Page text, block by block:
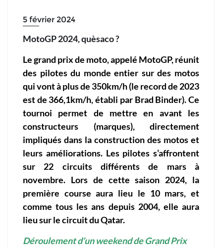
5 février 2024
MotoGP 2024, quèsaco ?
Le grand prix de moto, appelé MotoGP, réunit
des pilotes du monde entier sur des motos
qui vont à plus de 350km/h (le record de 2023
est de 366,1km/h, établi par Brad Binder). Ce
tournoi permet de mettre en avant les
constructeurs (marques), directement
impliqués dans la construction des motos et
leurs améliorations. Les pilotes s’affrontent
sur 22 circuits différents de mars à
novembre. Lors de cette saison 2024, la
première course aura lieu le 10 mars, et
comme tous les ans depuis 2004, elle aura
lieu sur le circuit du Qatar.
Déroulement d’un weekend de Grand Prix